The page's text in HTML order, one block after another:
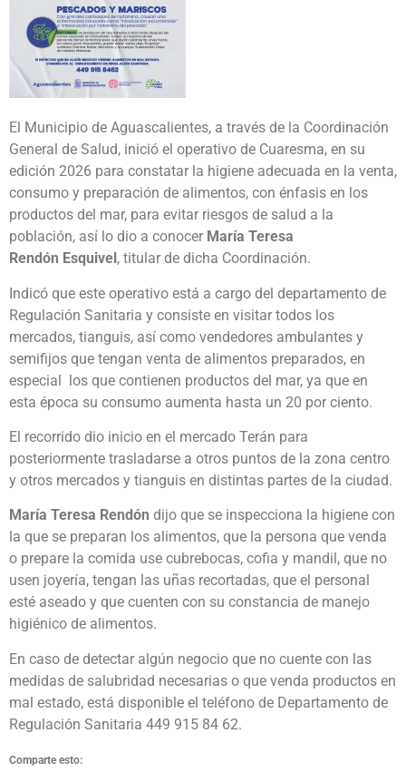
El Municipio de Aguascalientes, a través de la Coordinación
General de Salud, inició el operativo de Cuaresma, en su
edición 2026 para constatar la higiene adecuada en la venta,
consumo y preparación de alimentos, con énfasis en los
productos del mar, para evitar riesgos de salud a la
población, así lo dio a conocer María Teresa
Rendón Esquivel , titular de dicha Coordinación.
Indicó que este operativo está a cargo del departamento de
Regulación Sanitaria y consiste en visitar todos los
mercados, tianguis, así como vendedores ambulantes y
semifijos que tengan venta de alimentos preparados, en
especial los que contienen productos del mar, ya que en
esta época su consumo aumenta hasta un 20 por ciento.
El recorrido dio inicio en el mercado Terán para
posteriormente trasladarse a otros puntos de la zona centro
y otros mercados y tianguis en distintas partes de la ciudad.
María Teresa Rendón dijo que se inspecciona la higiene con
la que se preparan los alimentos, que la persona que venda
o prepare la comida use cubrebocas, cofia y mandil, que no
usen joyería, tengan las uñas recortadas, que el personal
esté aseado y que cuenten con su constancia de manejo
higiénico de alimentos.
En caso de detectar algún negocio que no cuente con las
medidas de salubridad necesarias o que venda productos en
mal estado, está disponible el teléfono de Departamento de
Regulación Sanitaria 449 915 84 62.
Comparte esto: